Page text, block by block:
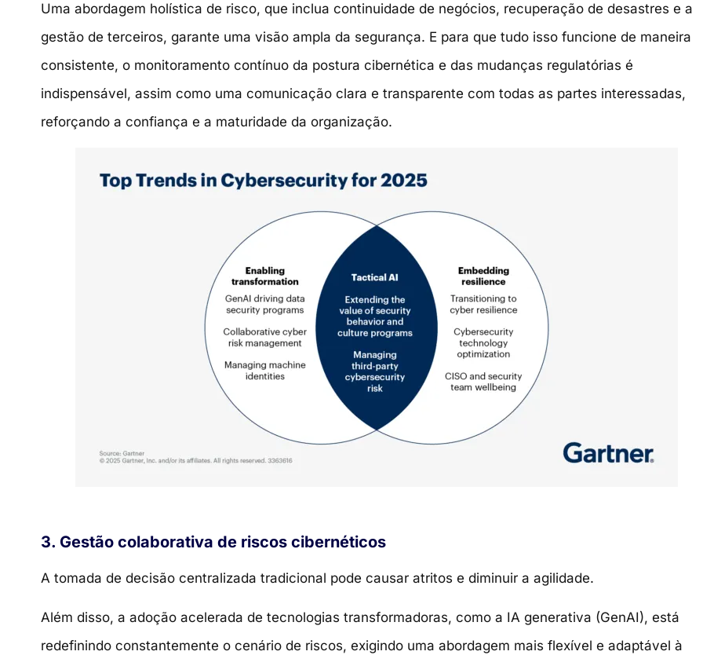
Uma abordagem holística de risco, que inclua continuidade de negócios, recuperação de desastres e a
gestão de terceiros, garante uma visão ampla da segurança. E para que tudo isso funcione de maneira
consistente, o monitoramento contínuo da postura cibernética e das mudanças regulatórias é
indispensável, assim como uma comunicação clara e transparente com todas as partes interessadas,
reforçando a confiança e a maturidade da organização.
3. Gestão colaborativa de riscos cibernéticos
A tomada de decisão centralizada tradicional pode causar atritos e diminuir a agilidade.
Além disso, a adoção acelerada de tecnologias transformadoras, como a IA generativa (GenAI), está
redefinindo constantemente o cenário de riscos, exigindo uma abordagem mais flexível e adaptável à